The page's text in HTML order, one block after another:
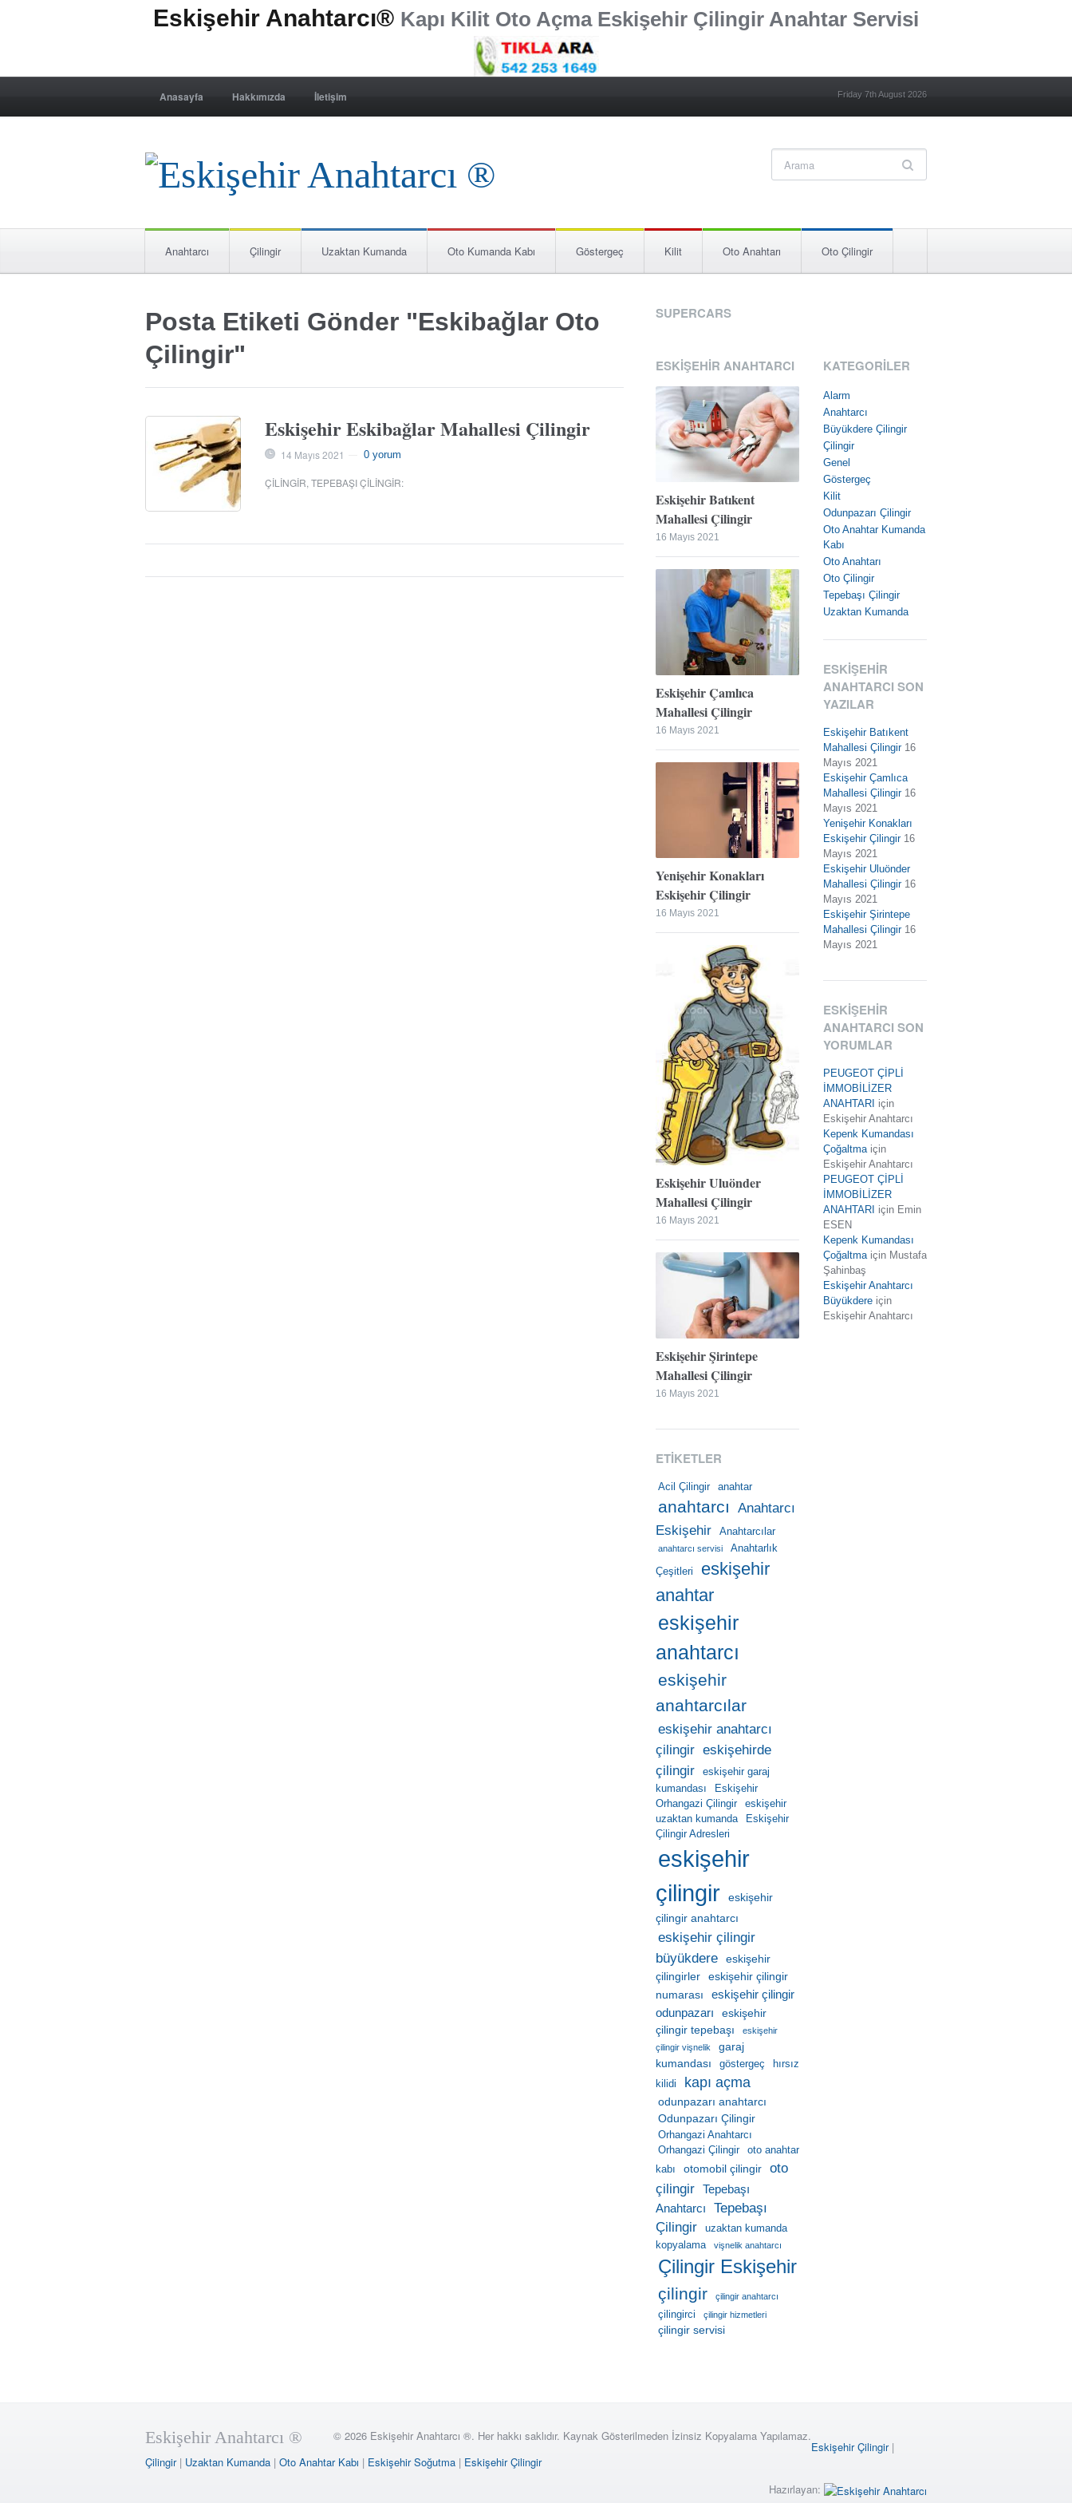
Eskişehir Anahtarcı® Kapı Kilit Oto Açma Eskişehir Çilingir Anahtar Servisi
Anasayfa Hakkımızda İletişim Friday 7th August 2026
Anahtarcı Çilingir Uzaktan Kumanda Oto Kumanda Kabı Göstergeç Kilit Oto Anahtarı Oto Çilingir
Posta Etiketi Gönder "Eskibağlar Oto
Çilingir"
Eskişehir Eskibağlar Mahallesi Çilingir
14 Mayıs 2021 0 yorum
ÇILINGIR,TEPEBAŞI ÇILINGIR:
SUPERCARS
ESKIŞEHIR ANAHTARCI
Eskişehir Batıkent
Mahallesi Çilingir
16 Mayıs 2021
Eskişehir Çamlıca
Mahallesi Çilingir
16 Mayıs 2021
Yenişehir Konakları
Eskişehir Çilingir
16 Mayıs 2021
Eskişehir Uluönder
Mahallesi Çilingir
16 Mayıs 2021
Eskişehir Şirintepe
Mahallesi Çilingir
16 Mayıs 2021
ETIKETLER
Acil Çilingir anahtar
anahtarcı Anahtarcı
Eskişehir
Anahtarcılar
anahtarcı servisi Anahtarlık
Çeşitleri
eskişehir
anahtar
eskişehir
anahtarcı
eskişehir
anahtarcılar
eskişehir anahtarcı
çilingir eskişehirde
çilingir
eskişehir garaj
kumandası
Eskişehir
Orhangazi Çilingir
eskişehir
uzaktan kumanda
Eskişehir
Çilingir Adresleri
eskişehir
çilingir
eskişehir
çilingir anahtarcı
eskişehir çilingir
büyükdere
eskişehir
çilingirler
eskişehir çilingir
numarası
eskişehir çilingir
odunpazarı
eskişehir
çilingir tepebaşı
eskişehir
çilingir vişnelik
garaj
kumandası
göstergeç
hırsız
kilidi
kapı açma
odunpazarı anahtarcı
Odunpazarı Çilingir
Orhangazi Anahtarcı
Orhangazi Çilingir
oto anahtar
kabı
otomobil çilingir
oto
çilingir Tepebaşı
Anahtarcı
Tepebaşı
Çilingir
uzaktan kumanda
kopyalama
vişnelik anahtarcı
Çilingir Eskişehir
çilingir çilingir anahtarcı
çilingirci çilingir hizmetleri
çilingir servisi
KATEGORILER
Alarm
Anahtarcı
Büyükdere Çilingir
Çilingir
Genel
Göstergeç
Kilit
Odunpazarı Çilingir
Oto Anahtar Kumanda
Kabı
Oto Anahtarı
Oto Çilingir
Tepebaşı Çilingir
Uzaktan Kumanda
ESKIŞEHIR
ANAHTARCI SON
YAZILAR
Eskişehir Batıkent
Mahallesi Çilingir 16
Mayıs 2021
Eskişehir Çamlıca
Mahallesi Çilingir 16
Mayıs 2021
Yenişehir Konakları
Eskişehir Çilingir 16
Mayıs 2021
Eskişehir Uluönder
Mahallesi Çilingir 16
Mayıs 2021
Eskişehir Şirintepe
Mahallesi Çilingir 16
Mayıs 2021
ESKIŞEHIR
ANAHTARCI SON
YORUMLAR
PEUGEOT ÇİPLİ
İMMOBİLİZER
ANAHTARI için
Eskişehir Anahtarcı
Kepenk Kumandası
Çoğaltmaiçin
Eskişehir Anahtarcı
PEUGEOT ÇİPLİ
İMMOBİLİZER
ANAHTARI için Emin
ESEN
Kepenk Kumandası
Çoğaltmaiçin Mustafa
Şahinbaş
Eskişehir Anahtarcı
Büyükdere için
Eskişehir Anahtarcı
Eskişehir Anahtarcı ® © 2026 Eskişehir Anahtarcı ®. Her hakkı saklıdır. Kaynak Gösterilmeden İzinsiz Kopyalama Yapılamaz.
Eskişehir Çilingir|
Çilingir| Uzaktan Kumanda | Oto Anahtar Kabı | Eskişehir Soğutma | Eskişehir Çilingir
Hazırlayan: